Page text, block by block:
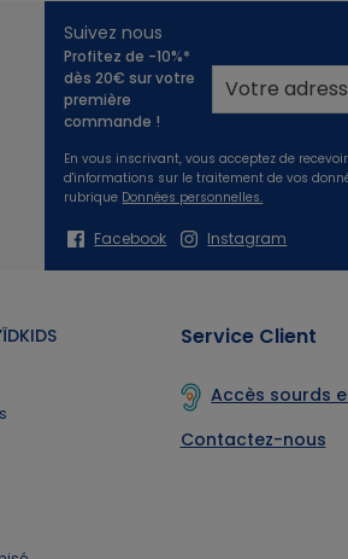
Suivez nous
Profitez de -10%*
dès 20€ sur votre
première
commande !
En vous inscrivant, vous acceptez de
d'informations sur le traitement de vos
rubrique Données personnelles.
Facebook Instagram
Service Client
Accès sourds
Contactez-nous